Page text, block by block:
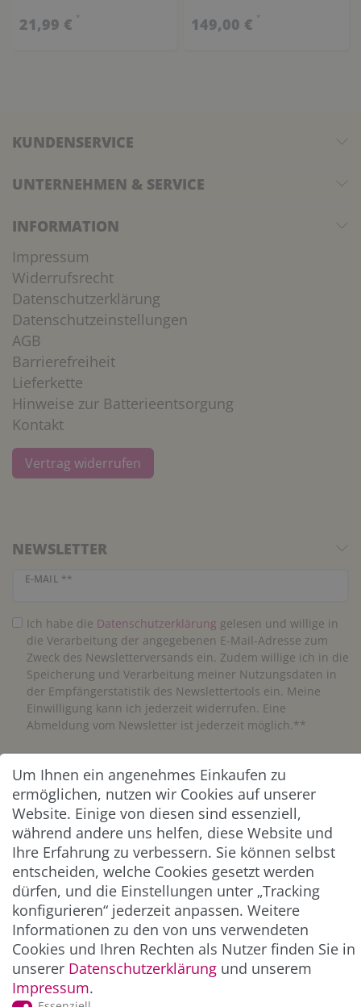
21,99 € * 149,00 € *
KUNDENSERVICE
UNTERNEHMEN & SERVICE
INFORMATION
Impressum
Widerrufsrecht
Datenschutzerklärung
Datenschutzeinstellungen
AGB
Barrierefreiheit
Lieferkette
Hinweise zur Batterieentsorgung
Kontakt
Vertrag widerrufen
NEWSLETTER
E-MAIL **
Newsletter Honig
Ich habe die Daten­schutz­erklärung gelesen und willige in
die Verarbeitung der angegebenen E-Mail-Adresse zum
Zweck des Newsletterversands ein. Zudem willige ich in die
Speicherung und Verarbeitung meiner Nutzungsdaten in
der Empfängerstatistik des Newslettertools ein. Meine
Einwilligung kann ich jederzeit widerrufen. Eine
Abmeldung vom Newsletter ist jederzeit möglich.**
Abonnieren
** Hierbei handelt es sich um ein Pflichtfeld.
ZAHLUNG & VERSAND
Um Ihnen ein angenehmes Einkaufen zu
ermöglichen, nutzen wir Cookies auf unserer
Website. Einige von diesen sind essenziell,
während andere uns helfen, diese Website und
Ihre Erfahrung zu verbessern. Sie können selbst
entscheiden, welche Cookies gesetzt werden
dürfen, und die Einstellungen unter „Tracking
konfigurieren“ jederzeit anpassen. Weitere
Informationen zu den von uns verwendeten
Cookies und Ihren Rechten als Nutzer finden Sie in
unserer Daten­schutz­erklärung und unserem
Impressum.